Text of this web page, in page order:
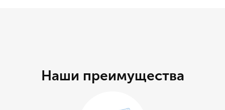
Наши преимущества